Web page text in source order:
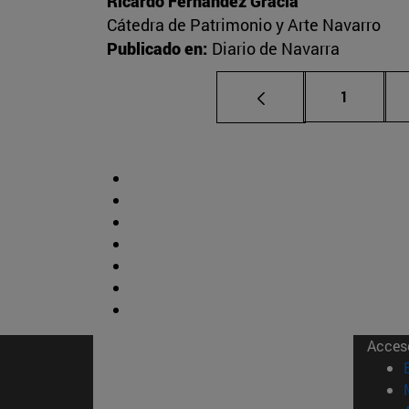
Cátedra de Patrimonio y Arte Navarro
Publicado en: Diario de Navarra
Página
1